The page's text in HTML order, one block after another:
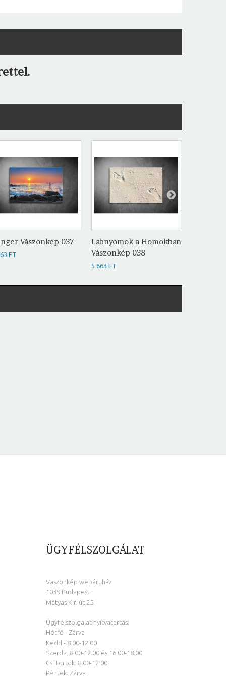
Vászonkép 037
FT
Lábnyomok a Homokban
Vászonkép 038
5 663 FT
ÜGYFÉLSZOLGÁLAT
Vaszonkép webáruház
1039 Budapest.
Mátyás Kir. út 25.
Ügyfélszolgálat nyitvatartás:
Hétfő - Zárva
Kedd - 8:00-12:00
Szerda: 8:00-12:00 és 16:00-18:00
Csütörtök: 8:00-12:00
Péntek: Zárva